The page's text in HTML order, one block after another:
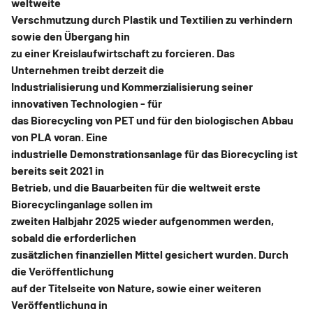
Verschmutzung durch Plastik und Textilien zu verhindern
sowie den Übergang hin
zu einer Kreislaufwirtschaft zu forcieren. Das
Unternehmen treibt derzeit die
Industrialisierung und Kommerzialisierung seiner
innovativen Technologien - für
das Biorecycling von PET und für den biologischen Abbau
von PLA voran. Eine
industrielle Demonstrationsanlage für das Biorecycling ist
bereits seit 2021 in
Betrieb, und die Bauarbeiten für die weltweit erste
Biorecyclinganlage sollen im
zweiten Halbjahr 2025 wieder aufgenommen werden,
sobald die erforderlichen
zusätzlichen finanziellen Mittel gesichert wurden. Durch
die Veröffentlichung
auf der Titelseite von Nature, sowie einer weiteren
Veröffentlichung in